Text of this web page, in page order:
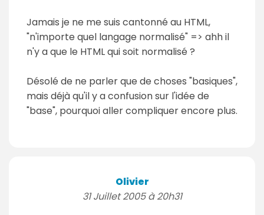
Jamais je ne me suis cantonné au HTML,
"n'importe quel langage normalisé" => ahh il
n'y a que le HTML qui soit normalisé ?
Désolé de ne parler que de choses "basiques",
mais déjà qu'il y a confusion sur l'idée de
"base", pourquoi aller compliquer encore plus.
Olivier
31 Juillet 2005 à 20h31